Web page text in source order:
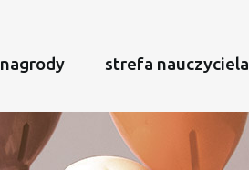
nagrody strefa nauczyciela